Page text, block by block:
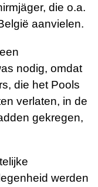
die o.a.
aanvielen.
nodig, omdat
die het Pools
verlaten, in de
gekregen,
werden